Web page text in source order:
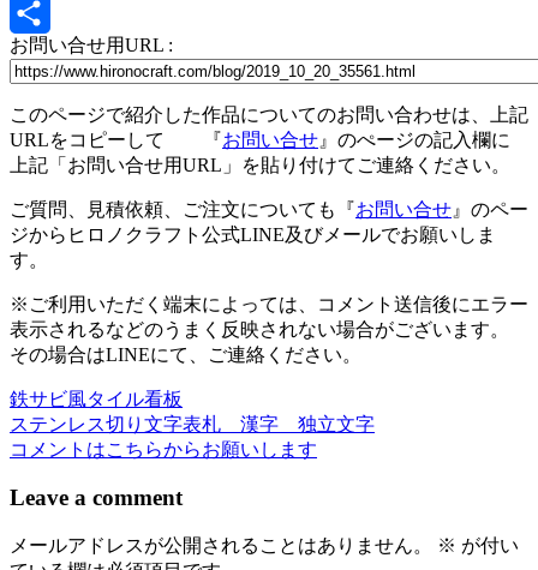
X
共
お問い合せ用URL :
このページで紹介した作品についてのお問い合わせは、上記
URLをコピーして 『お問い合せ 』のぺージの記入欄に
上記「お問い合せ用URL」を貼り付けてご連絡ください。
ご質問、見積依頼、ご注文についても『お問い合せ 』のペー
ジからヒロノクラフト公式LINE及びメールでお願いしま
す。
※ご利用いただく端末によっては、コメント送信後にエラー
表示されるなどのうまく反映されない場合がございます。
その場合はLINEにて、ご連絡ください。
投
稿
ナ
ゲ
鉄サビ風タイル看板
ステンレス切り文字表札 漢字 独立文字
コメントはこちらからお願いします
Leave a comment
メールアドレスが公開されることはありません。 ※ が付い